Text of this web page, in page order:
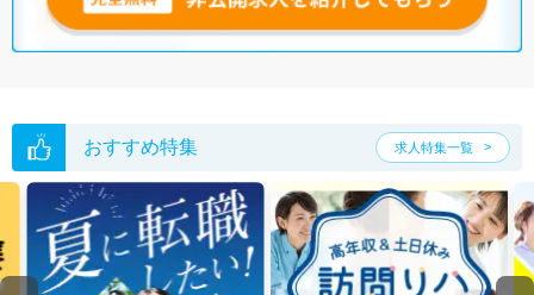
おすすめ特集 求人特集一覧